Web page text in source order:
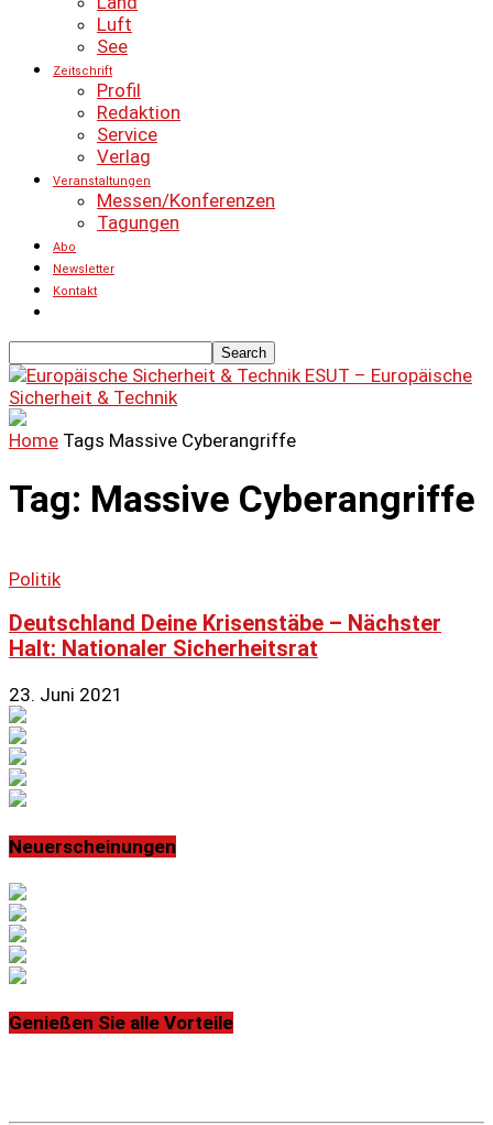
Luft
See
Zeitschrift
Profil
Redaktion
Service
Verlag
Veranstaltungen
Messen/Konferenzen
Tagungen
Abo
Newsletter
Kontakt
ESUT – Europäische
Sicherheit & Technik
Home Tags Massive Cyberangriffe
Tag: Massive Cyberangriffe
Politik
Deutschland Deine Krisenstäbe – Nächster
Halt: Nationaler Sicherheitsrat
23. Juni 2021
Neuerscheinungen
Genießen Sie alle Vorteile